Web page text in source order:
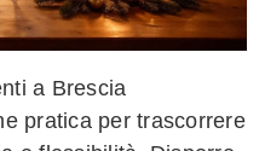
a Brescia
pratica per trascorrere